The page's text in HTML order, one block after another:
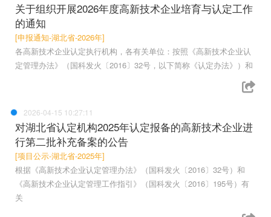
关于组织开展2026年度高新技术企业培育与认定工作
的通知
[申报通知-湖北省-2026年]
各高新技术企业认定执行机构，各有关单位：按照《高新技术企业认
定管理办法》（国科发火〔2016〕32号，以下简称《认定办法》）和
2026-04-15 10:27:11
对湖北省认定机构2025年认定报备的高新技术企业进
行第二批补充备案的公告
[项目公示-湖北省-2025年]
根据《高新技术企业认定管理办法》（国科发火〔2016〕32号）和
《高新技术企业认定管理工作指引》（国科发火〔2016〕195号）有
关